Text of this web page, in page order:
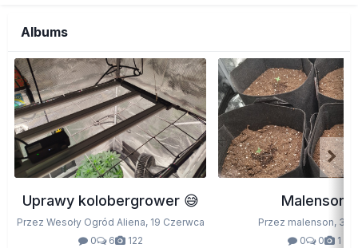
Albums
Uprawy kolobergrower 😅
Przez Wesoły Ogród Aliena, 19 Czerwca
0
6 122
Malenson
Przez malenson, 3
0
0 1